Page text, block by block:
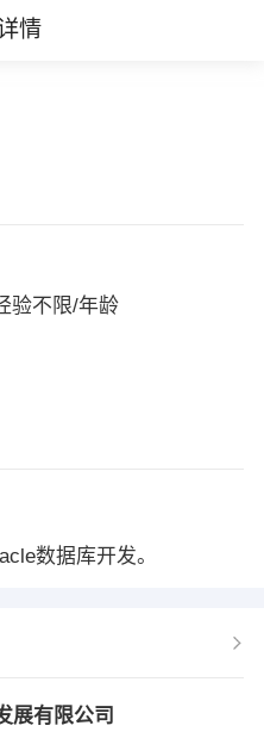
情
验不限/年龄
数据库开发。
展有限公司